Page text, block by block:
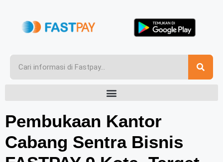
Pembukaan Kantor
Cabang Sentra Bisnis